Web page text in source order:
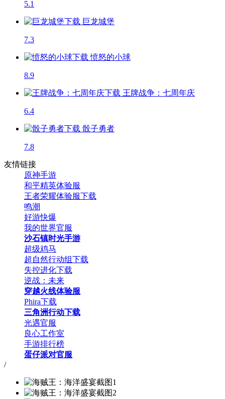
5.1
巨龙城堡
7.3
愤怒的小球
8.9
王牌战争：七周年庆
6.4
骰子勇者
7.8
友情链接
原神手游
和平精英体验服
王者荣耀体验服下载
鸣潮
好游快爆
我的世界官服
沙石镇时光手游
超级鸡马
超自然行动组下载
失控进化下载
逆战：未来
穿越火线体验服
Phira下载
三角洲行动下载
光遇官服
良心工作室
手游排行榜
蛋仔派对官服
/